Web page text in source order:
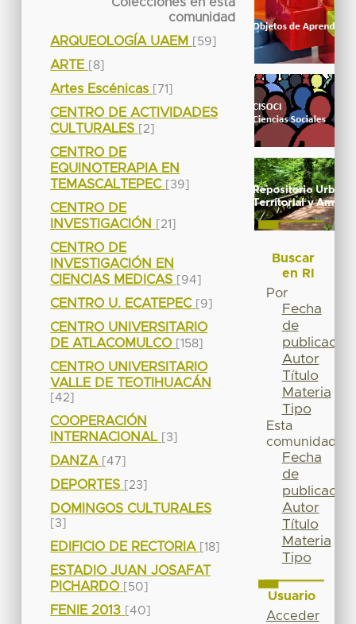
comunidad
ARQUEOLOGÍA UAEM
[59]
ARTE [8]
Artes Escénicas [71]
CENTRO DE ACTIVIDADES
CULTURALES
[2]
CENTRO DE
EQUINOTERAPIA EN
TEMASCALTEPEC
[39]
CENTRO DE
INVESTIGACIÓN
[21]
CENTRO DE
INVESTIGACIÓN EN
CIENCIAS MEDICAS
[94]
CENTRO U. ECATEPEC [9]
CENTRO UNIVERSITARIO
DE ATLACOMULCO
[158]
CENTRO UNIVERSITARIO
VALLE DE TEOTIHUACÁN
[42]
COOPERACIÓN
INTERNACIONAL
[3]
DANZA [47]
DEPORTES [23]
DOMINGOS CULTURALES
[3]
EDIFICIO DE RECTORIA [18]
ESTADIO JUAN JOSAFAT
PICHARDO
[50]
FENIE 2013 [40]
Buscar
en RI
Por
Fecha
de
publicación
Autor
Título
Materia
Tipo
Esta
comunidad
Fecha
de
publicación
Autor
Título
Materia
Tipo
Usuario
Acceder